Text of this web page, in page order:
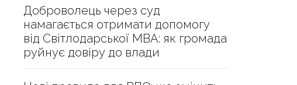
Доброволець через суд
намагається отримати допомогу
від Світлодарської МВА: як громада
руйнує довіру до влади